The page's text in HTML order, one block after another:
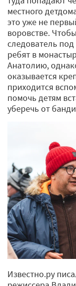
местного
это уже не
воровстве.
следователь
ребят в
Анатолию,
оказывается
приходится
помочь детям
уберечь от
Известно.ру